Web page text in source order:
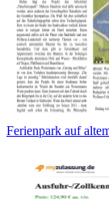
Ferienpark auf